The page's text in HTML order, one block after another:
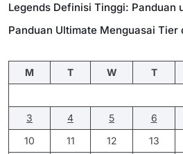
Legends Definisi Tinggi: Panduan
Panduan Ultimate Menguasai Tier
M T W T
3
4 5 6
10
11 12 13